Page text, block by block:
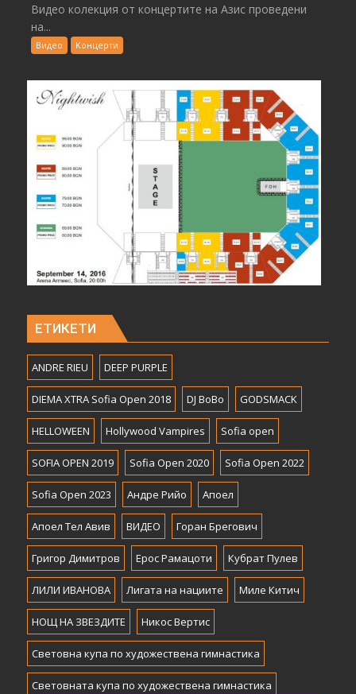
Видео колекция от концертите на Азис проведени
на...
Видео Концерти
ЕТИКЕТИ
ANDRE RIEU DEEP PURPLE
DIEMA XTRA Sofia Open 2018 DJ BoBo GODSMACK
HELLOWEEN Hollywood Vampires Sofia open
SOFIA OPEN 2019 Sofia Open 2020 Sofia Open 2022
Sofia Open 2023 Андре Рийо Апоел
Апоел Тел Авив ВИДЕО Горан Брегович
Григор Димитров Ерос Рамацоти Кубрат Пулев
ЛИЛИ ИВАНОВА Лигата на нациите Миле Китич
НОЩ НА ЗВЕЗДИТЕ Никос Вертис
Световна купа по художествена гимнастика
Световната купа по художествена гимнастика